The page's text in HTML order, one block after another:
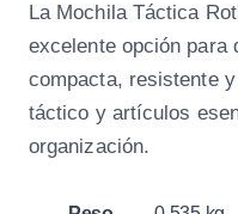
La Mochila Táctica
excelente opción para
compacta, resistente
táctico y artículos
organización.